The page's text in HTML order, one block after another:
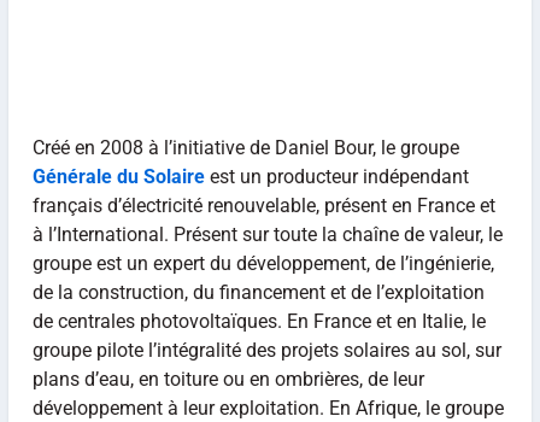
Créé en 2008 à l’initiative de Daniel Bour, le groupe
Générale du Solaireest un producteur indépendant
français d’électricité renouvelable, présent en France et
à l’International. Présent sur toute la chaîne de valeur, le
groupe est un expert du développement, de l’ingénierie,
de la construction, du financement et de l’exploitation
de centrales photovoltaïques. En France et en Italie, le
groupe pilote l’intégralité des projets solaires au sol, sur
plans d’eau, en toiture ou en ombrières, de leur
développement à leur exploitation. En Afrique, le groupe